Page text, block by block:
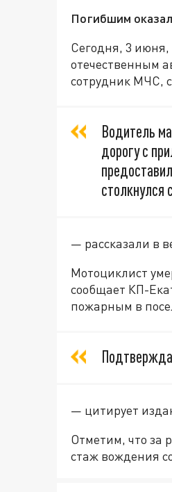
Погибшим
Сегодня, 3 июня,
отечественным
сотрудник МЧС,
Водитель
дорогу с
столкнулся
— рассказали в
Мотоциклист
сообщает КП-
пожарным в
— цитирует
Отметим, что за
стаж вождения